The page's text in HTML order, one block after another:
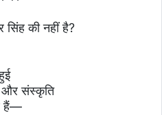
सिंह की नहीं है?
और संस्कृति
हैं—